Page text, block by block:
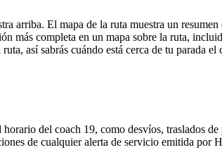
El mapa de la ruta muestra un
más completa en un mapa sobre la ruta,
así sabrás cuándo está cerca de tu parada el
del coach 19, como desvíos, traslados
de cualquier alerta de servicio emitida por